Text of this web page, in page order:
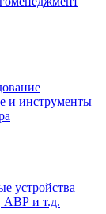
и инструменты
устройства
и т.д.